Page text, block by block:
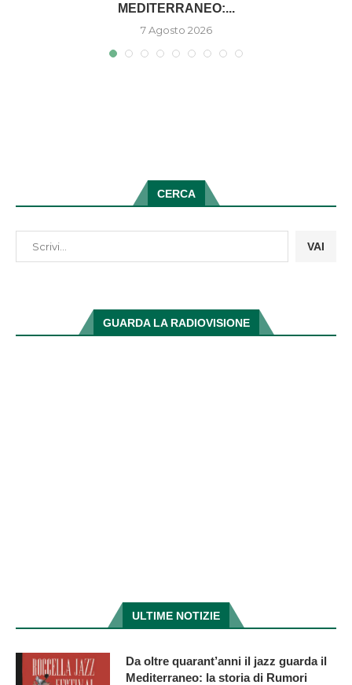
MEDITERRANEO:...
7 Agosto 2026
CERCA
VAI
GUARDA LA RADIOVISIONE
ULTIME NOTIZIE
Da oltre quarant’anni il jazz guarda il
Mediterraneo: la storia di Rumori